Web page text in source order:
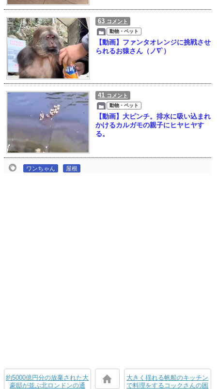
63 コメント
動物・ペット
【動画】ファンタオレンジに挑戦させ
られるお猿さん（ノ∇`）
41 コメント
動物・ペット
【動画】大ピンチ。排水に吸い込まれ
かけるカルガモの親子にヒヤヒヤす
る。
ワンちゃん 屋根
約5000億円分の放棄された大
豪邸が並ぶ北ロンドンの通
大きく揺れる帆船のキッチン
で料理をするコックさんの困